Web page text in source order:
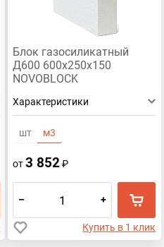
Блок газосиликатный
Д600 600х250х150
NOVOBLOCK
Характеристики
шт м3
от3 852₽
– +
Купить в 1 клик